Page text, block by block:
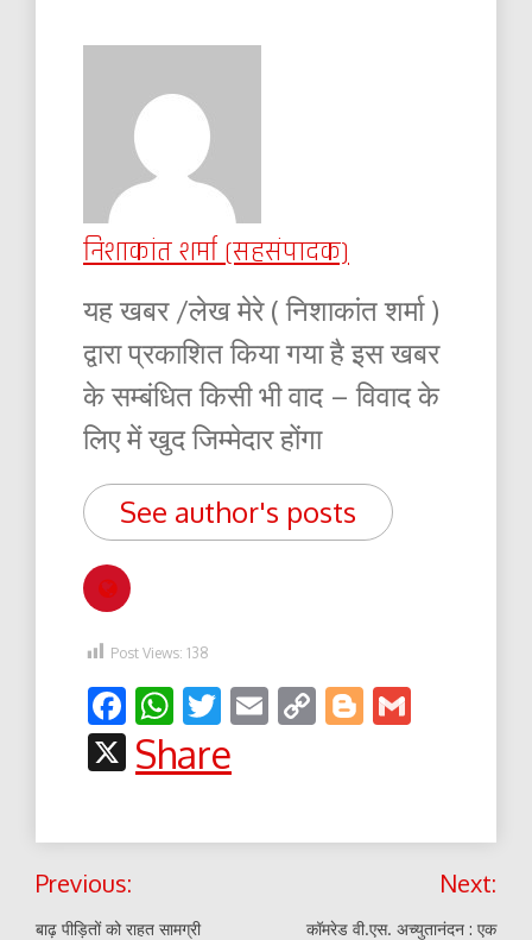
निशाकांत शर्मा (सहसंपादक)
यह खबर /लेख मेरे ( निशाकांत शर्मा )
द्वारा प्रकाशित किया गया है इस खबर
के सम्बंधित किसी भी वाद – विवाद के
लिए में खुद जिम्मेदार होंगा
See author's posts
Post Views: 138
Facebook
WhatsApp
Twitter
EmailCopyBlogger
X
Share
Post
navigation
Previous:
बाढ़ पीड़ितों को राहत सामग्री
Next:
कॉमरेड वी.एस. अच्युतानंदन : एक